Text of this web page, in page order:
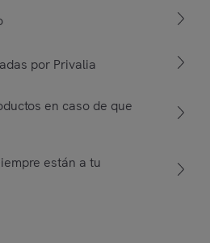
por Privalia
en caso de que
están a tu